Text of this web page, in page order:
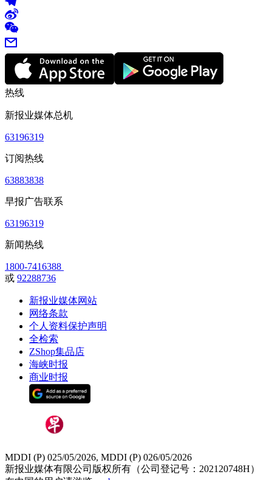
热线
新报业媒体总机
63196319
订阅热线
63883838
早报广告联系
63196319
新闻热线
1800-7416388
或 92288736
新报业媒体网站
网络条款
个人资料保护声明
全检索
ZShop集品店
海峡时报
商业时报
MDDI (P) 025/05/2026, MDDI (P) 026/05/2026
新报业媒体有限公司版权所有（公司登记号：202120748H）